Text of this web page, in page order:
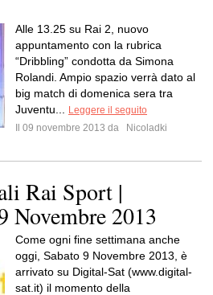
Alle 13.25 su Rai 2, nuovo
appuntamento con la rubrica
“Dribbling” condotta da Simona
Rolandi. Ampio spazio verrà dato al
big match di domenica sera tra
Juventu...
Leggere il seguito
Il 09 novembre 2013 da
Nicoladki
Rai Sport |
Novembre 2013
Come ogni fine settimana anche
oggi, Sabato 9 Novembre 2013, è
arrivato su Digital-Sat (www.digital-
sat.it) il momento della